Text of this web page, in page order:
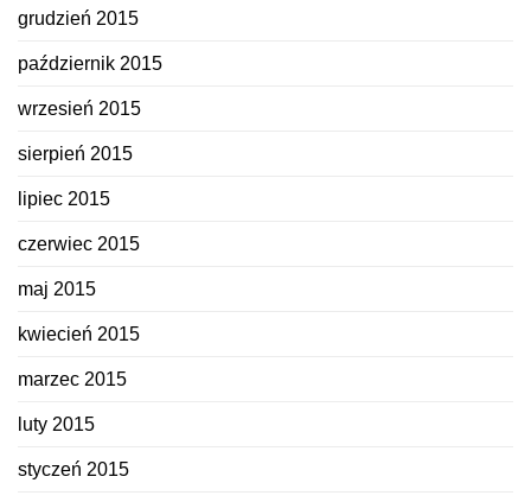
grudzień 2015
październik 2015
wrzesień 2015
sierpień 2015
lipiec 2015
czerwiec 2015
maj 2015
kwiecień 2015
marzec 2015
luty 2015
styczeń 2015